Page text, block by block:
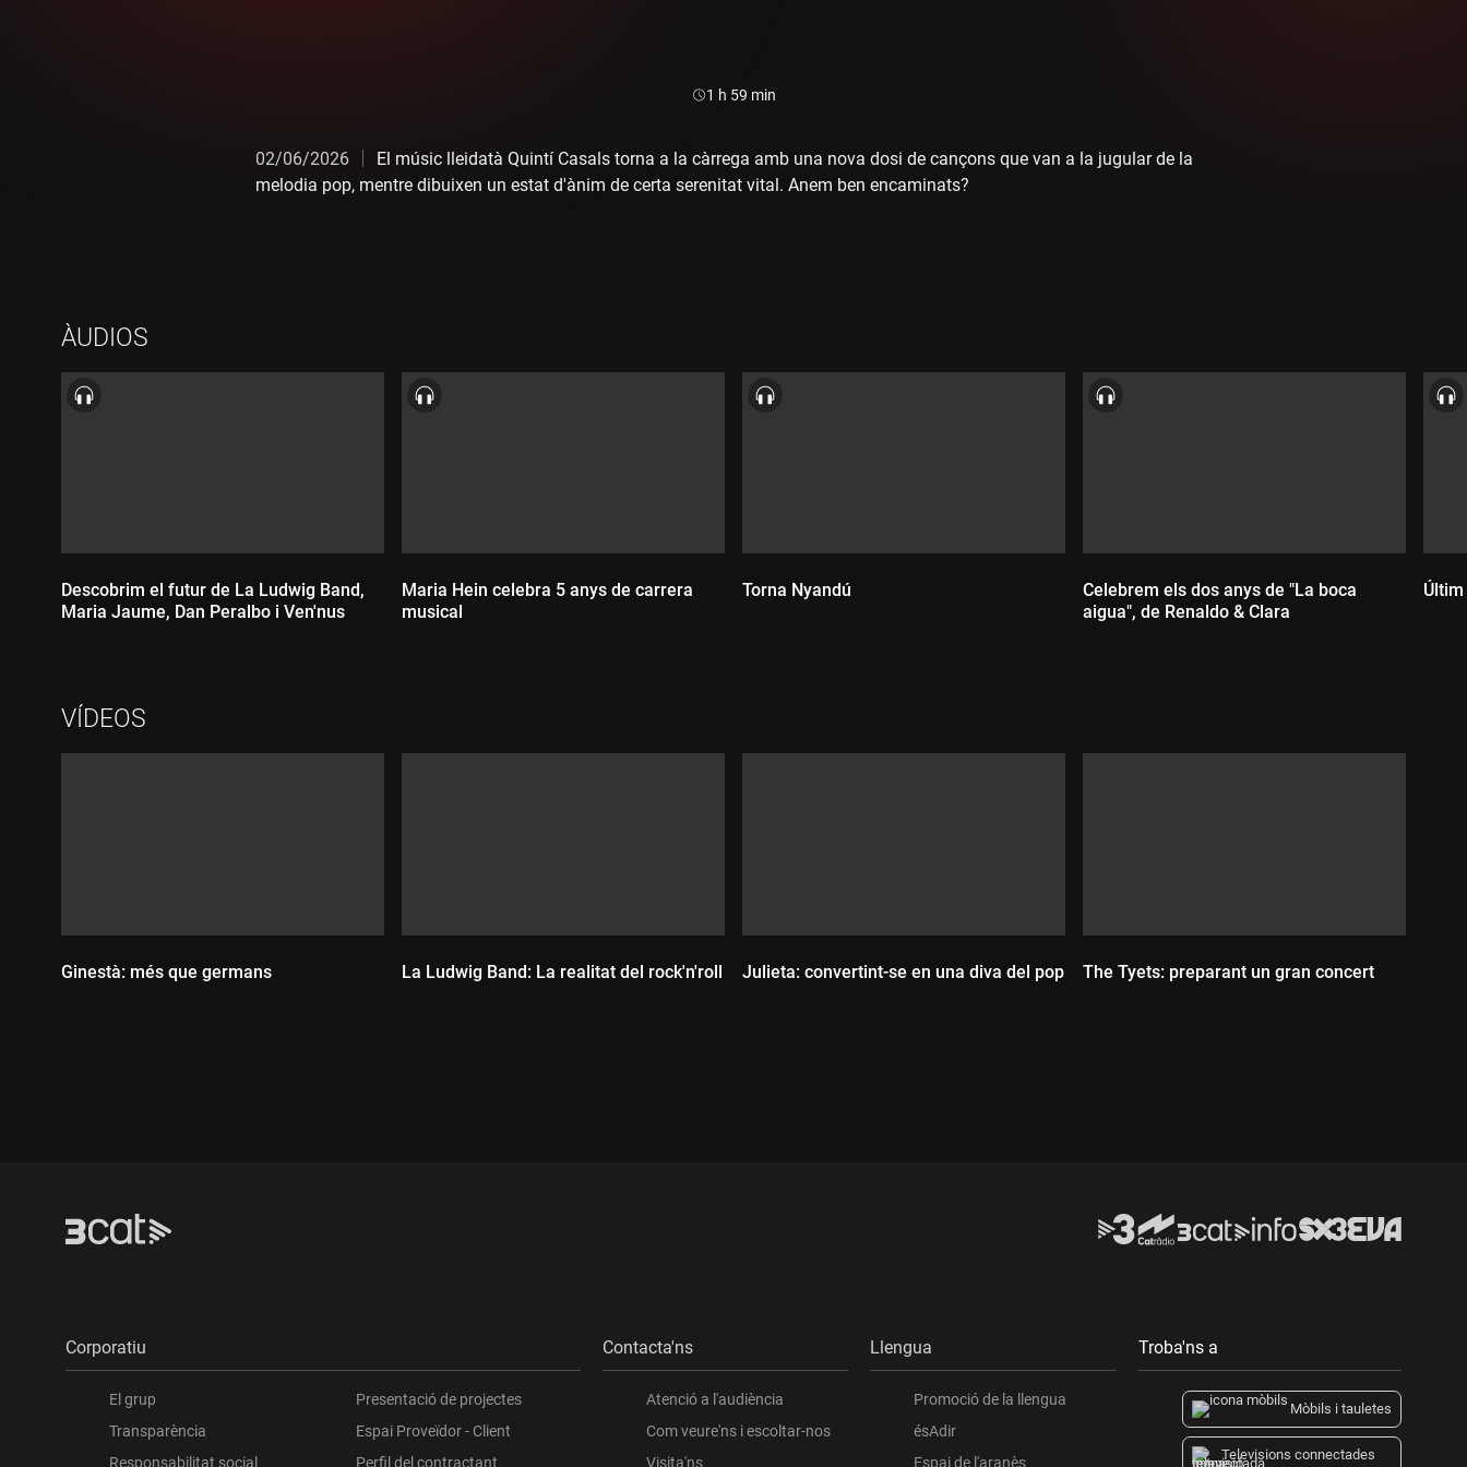
Durada:
1 h 59 min
02/06/2026
El músic lleidatà Quintí Casals torna a la càrrega amb una nova dosi de cançons que van a la jugular de la
melodia pop, mentre dibuixen un estat d'ànim de certa serenitat vital. Anem ben encaminats?
ÀUDIOS
Descobrim el futur de La Ludwig Band,
Maria Jaume, Dan Peralbo i Ven'nus
Maria Hein celebra 5 anys de carrera
musical
Torna Nyandú
Celebrem els dos anys de "La boca
aigua", de Renaldo & Clara
VÍDEOS
Ginestà: més que germans La Ludwig Band: La realitat del rock'n'roll Julieta: convertint-se en una diva del pop The Tyets: preparant un gran concert
Corporatiu
El grup
Transparència
Responsabilitat social
Presentació de projectes
Espai Proveïdor - Client
Perfil del contractant
Contacta'ns
Atenció a l'audiència
Com veure'ns i escoltar-nos
Visita'ns
Llengua
Promoció de la llengua
ésAdir
Espai de l'aranès
Troba'ns a
Mòbils i tauletes
Televisions connectades